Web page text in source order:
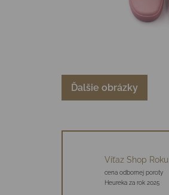
Ďalšie obrázky
Víťaz Shop Roku
cena odbornej poroty
Heureka za rok 2025